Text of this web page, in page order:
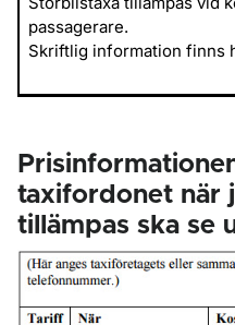
passagerare.
Skriftlig information finns
taxifordonet när
tillämpas ska se